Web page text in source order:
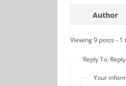
Author
Viewing 9 posts -
Reply To:
Your